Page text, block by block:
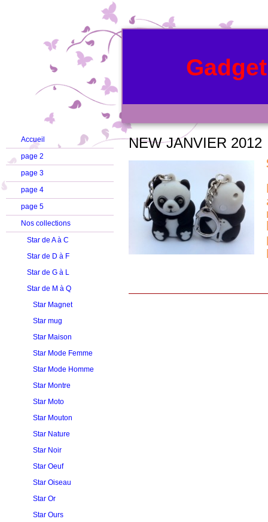
Accueil
page 2
page 3
page 4
page 5
Nos collections
Star de A à C
Star de D à F
Star de G à L
Star de M à Q
Star Magnet
Star mug
Star Maison
Star Mode Femme
Star Mode Homme
Star Montre
Star Moto
Star Mouton
Star Nature
Star Noir
Star Oeuf
Star Oiseau
Star Or
Star Ours
NEW JANVIER 2012